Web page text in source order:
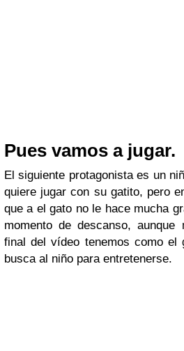
Pues vamos a jugar.
El siguiente protagonista es un
quiere jugar con su gatito, pero
que a el gato no le hace mucha
momento de descanso,
final del vídeo tenemos como el
busca al niño para entretenerse.